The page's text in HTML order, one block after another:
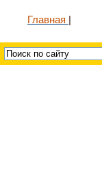
Главная